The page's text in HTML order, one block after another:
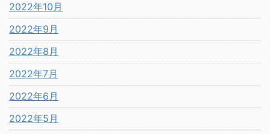
2022年10月
2022年9月
2022年8月
2022年7月
2022年6月
2022年5月